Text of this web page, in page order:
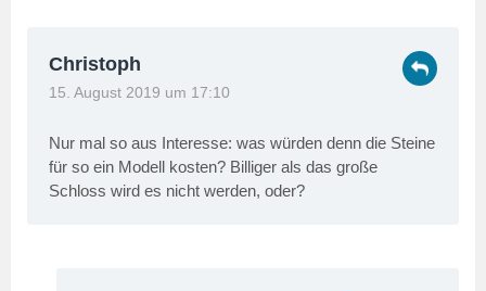
Christoph
15. August 2019 um 17:10
Nur mal so aus Interesse: was würden denn die Steine
für so ein Modell kosten? Billiger als das große
Schloss wird es nicht werden, oder?